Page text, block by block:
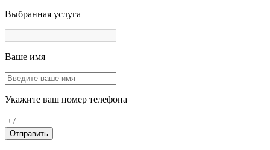
Выбранная услуга
Ваше имя
Укажите ваш номер телефона
Отправить